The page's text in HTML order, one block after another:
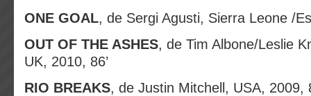
ONE GOAL, de Sergi Agusti, Sierra Leone /
OUT OF THE ASHES, de Tim Albone/Leslie
UK, 2010, 86’
RIO BREAKS, de Justin Mitchell, USA, 2009,